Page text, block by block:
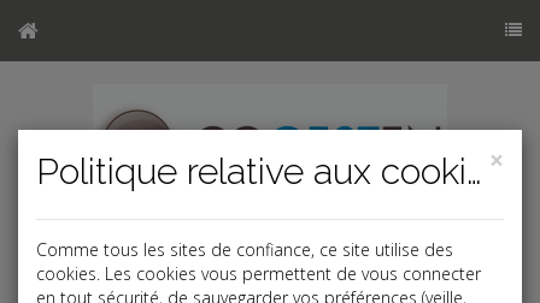
×
Politique relative aux cookies
Comme tous les sites de confiance, ce site utilise des
cookies. Les cookies vous permettent de vous connecter
en tout sécurité, de sauvegarder vos préférences (veille,